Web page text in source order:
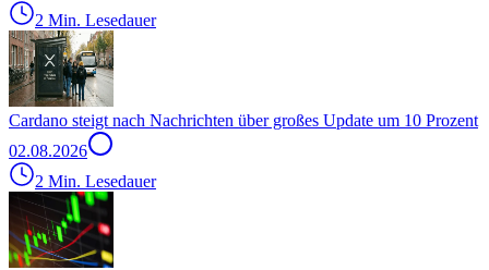
2 Min. Lesedauer
Cardano steigt nach Nachrichten über großes Update um 10 Prozent
02.08.2026
2 Min. Lesedauer